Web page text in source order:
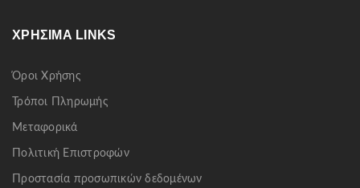
ΧΡΉΣΙΜΑ LINKS
Όροι Χρήσης
Τρόποι Πληρωμής
Μεταφορικά
Πολιτική Επιστροφών
Προστασία προσωπικών δεδομένων